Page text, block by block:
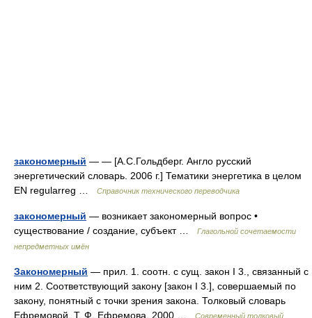
закономерный — — [А.С.Гольдберг. Англо русский
энергетический словарь. 2006 г.] Тематики энергетика в целом
EN regularreg …
Справочник технического переводчика
закономерный — возникает закономерный вопрос •
существование / создание, субъект …
Глагольной сочетаемости
непредметных имён
Закономерный — прил. 1. соотн. с сущ. закон I 3., связанный с
ним 2. Соответствующий закону [закон I 3.], совершаемый по
закону, понятный с точки зрения закона. Толковый словарь
Ефремовой. Т. Ф. Ефремова. 2000 …
Современный толковый